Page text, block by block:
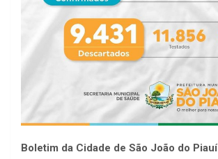
Boletim da Cidade de São João do Piauí